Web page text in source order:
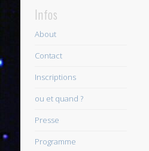
Infos
About
Contact
Inscriptions
ou et quand ?
Presse
Programme